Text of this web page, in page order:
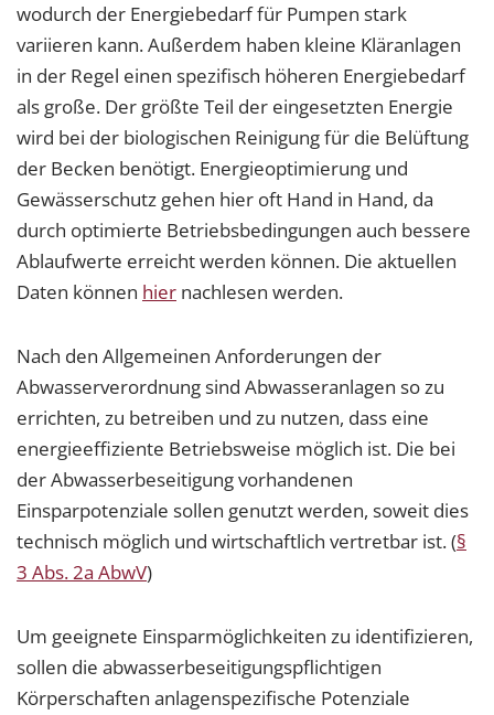
wodurch der Energiebedarf für Pumpen stark
variieren kann. Außerdem haben kleine Kläranlagen
in der Regel einen spezifisch höheren Energiebedarf
als große. Der größte Teil der eingesetzten Energie
wird bei der biologischen Reinigung für die Belüftung
der Becken benötigt. Energieoptimierung und
Gewässerschutz gehen hier oft Hand in Hand, da
durch optimierte Betriebsbedingungen auch bessere
Ablaufwerte erreicht werden können. Die aktuellen
Daten können hier nachlesen werden.
Nach den Allgemeinen Anforderungen der
Abwasserverordnung sind Abwasseranlagen so zu
errichten, zu betreiben und zu nutzen, dass eine
energieeffiziente Betriebsweise möglich ist. Die bei
der Abwasserbeseitigung vorhandenen
Einsparpotenziale sollen genutzt werden, soweit dies
technisch möglich und wirtschaftlich vertretbar ist. (§
3 Abs. 2a AbwV)
Um geeignete Einsparmöglichkeiten zu identifizieren,
sollen die abwasserbeseitigungspflichtigen
Körperschaften anlagenspezifische Potenziale